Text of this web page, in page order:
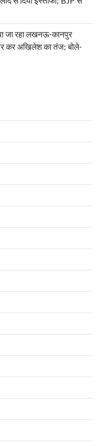
जा रहा लखनऊ-कानपुर
कर अखिलेश का तंज; बोले-